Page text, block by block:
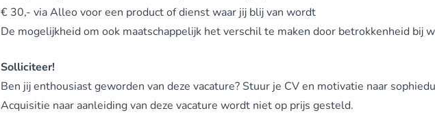
€ 30,- via Alleo voor een product of dienst waar jij blij van wordt
De mogelijkheid om ook maatschappelijk het verschil te maken door betrokkenheid bij
Solliciteer!
Ben jij enthousiast geworden van deze vacature? Stuur je CV en motivatie naar
Acquisitie naar aanleiding van deze vacature wordt niet op prijs gesteld.